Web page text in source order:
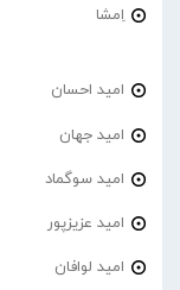
اِمشا
امید احسان
امید جهان
امید سوگماد
امید عزیزپور
امید لوافان